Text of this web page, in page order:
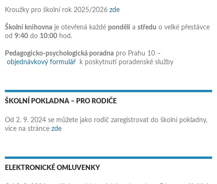
Kroužky pro školní rok 2025/2026 zde
Školní knihovna je otevřená každé pondělí a středu o velké přestávce
od 9:40 do 10:00 hod.
Pedagogicko-psychologická poradna pro Prahu 10 –
objednávkový formulář k poskytnutí poradenské služby
ŠKOLNÍ POKLADNA – PRO RODIČE
Od 2. 9. 2024 se můžete jako rodič zaregistrovat do školní pokladny,
více na stránce zde
ELEKTRONICKÉ OMLUVENKY